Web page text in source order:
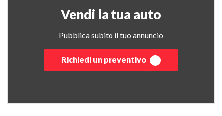
Vendi la tua auto
Pubblica subito il tuo annuncio
Richiedi un preventivo